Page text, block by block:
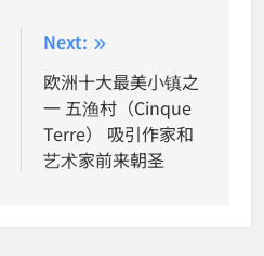
Next:
欧洲十大最美小镇之
一 五渔村（Cinque
Terre） 吸引作家和
艺术家前来朝圣